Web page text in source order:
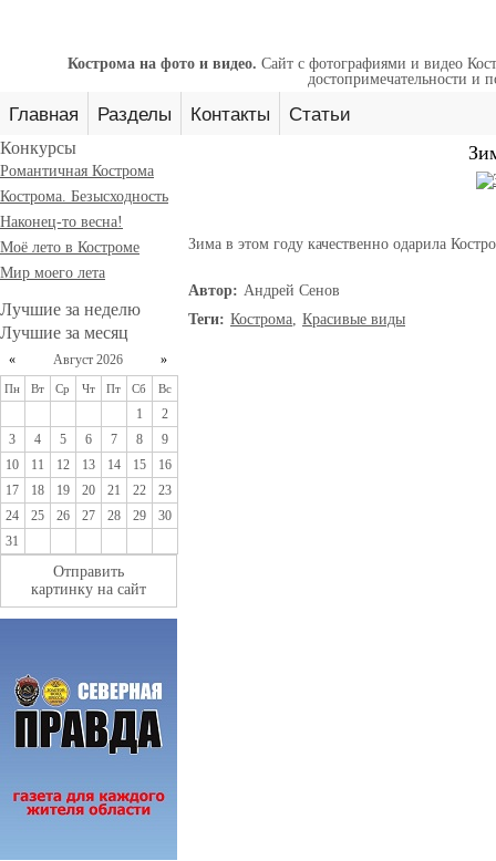
Кострома на фото и видео. Сайт с фотографиями и видео
достопримечательности и
Главная Разделы Контакты Статьи
Конкурсы
Романтичная Кострома
Кострома. Безысходность
Наконец-то весна!
Моё лето в Костроме
Мир моего лета
Лучшие за неделю
Лучшие за месяц
« Август 2026 »
Пн Вт Ср Чт Пт Сб Вс
1
2
3
4 5 6 7 8
9
10
11 12 13 14 15
16
17
18 19 20 21 22
23
24
25 26 27 28 29
30
31
Отправить
картинку на сайт
Зима в этом году качественно одарила
Автор: Андрей Сенов
Теги: Кострома, Красивые виды